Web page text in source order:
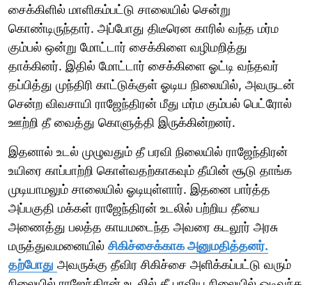
சைக்கிளில் மாளிகம்பட்டு சாலையில் சென்று
கொண்டிருந்தார். அப்போது திடீரென காரில் வந்த மர்ம
கும்பல் ஒன்று மோட்டார் சைக்கிளை வழிமறித்து
தாக்கினர். இதில் மோட்டார் சைக்கிளை ஓட்டி வந்தவர்
தப்பித்து முந்திரி காட்டுக்குள் ஓடிய நிலையில், அவருடன்
சென்ற விவசாயி ராஜேந்திரன் மீது மர்ம கும்பல் பெட்ரோல்
ஊற்றி தீ வைத்து கொளுத்தி இருக்கின்றனர்.
இதனால் உடல் முழுவதும் தீ பரவி நிலையில் ராஜேந்திரன்
உயிரை காப்பாற்றி கொள்வதற்காகவும் தீயின் சூடு தாங்க
முடியாமலும் சாலையில் ஓடியுள்ளார். இதனை பார்த்த
அப்பகுதி மக்கள் ராஜேந்திரன் உடலில் பற்றிய தீயை
அணைத்து பலத்த காயமடைந்த அவரை கடலூர் அரசு
மருத்துவமனையில் சிகிச்சைக்காக அனுமதித்தனர்.
தற்போது அவருக்கு தீவிர சிகிச்சை அளிக்கப்பட்டு வரும்